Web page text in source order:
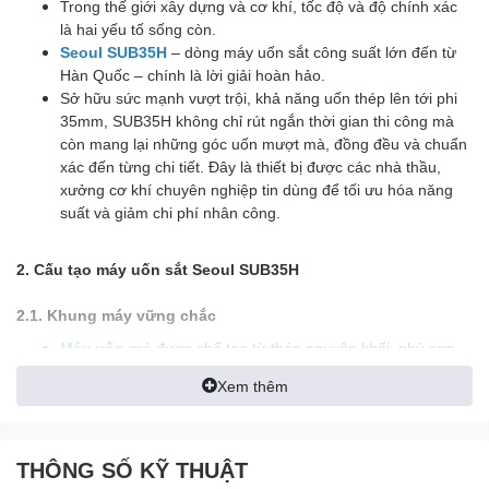
Trong thế giới xây dựng và cơ khí, tốc độ và độ chính xác
là hai yếu tố sống còn.
Seoul SUB35H – dòng máy uốn sắt công suất lớn đến từ
Hàn Quốc – chính là lời giải hoàn hảo.
Sở hữu sức mạnh vượt trội, khả năng uốn thép lên tới phi
35mm, SUB35H không chỉ rút ngắn thời gian thi công mà
còn mang lại những góc uốn mượt mà, đồng đều và chuẩn
xác đến từng chi tiết. Đây là thiết bị được các nhà thầu,
xưởng cơ khí chuyên nghiệp tin dùng để tối ưu hóa năng
suất và giảm chi phí nhân công.
2. Cấu tạo máy uốn sắt Seoul SUB35H
2.1. Khung máy vững chắc
Máy uốn mỏ được chế tạo từ thép nguyên khối, phủ sơn
tĩnh điện chống ăn mòn, chịu va đập tốt.
Thiết kế chắc chắn giúp hạn chế rung lắc khi vận hành.
Mâm uốn bằng thép hợp kim siêu cứng, bền bỉ khi làm việc
Xem thêm
THÔNG SỐ KỸ THUẬT